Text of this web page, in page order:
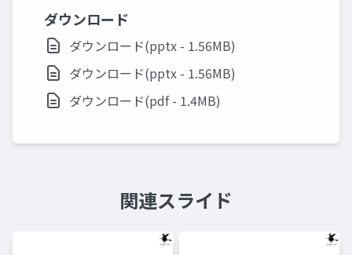
ダウンロード
ダウンロード(pptx - 1.56MB)
ダウンロード(pptx - 1.56MB)
ダウンロード(pdf - 1.4MB)
関連スライド